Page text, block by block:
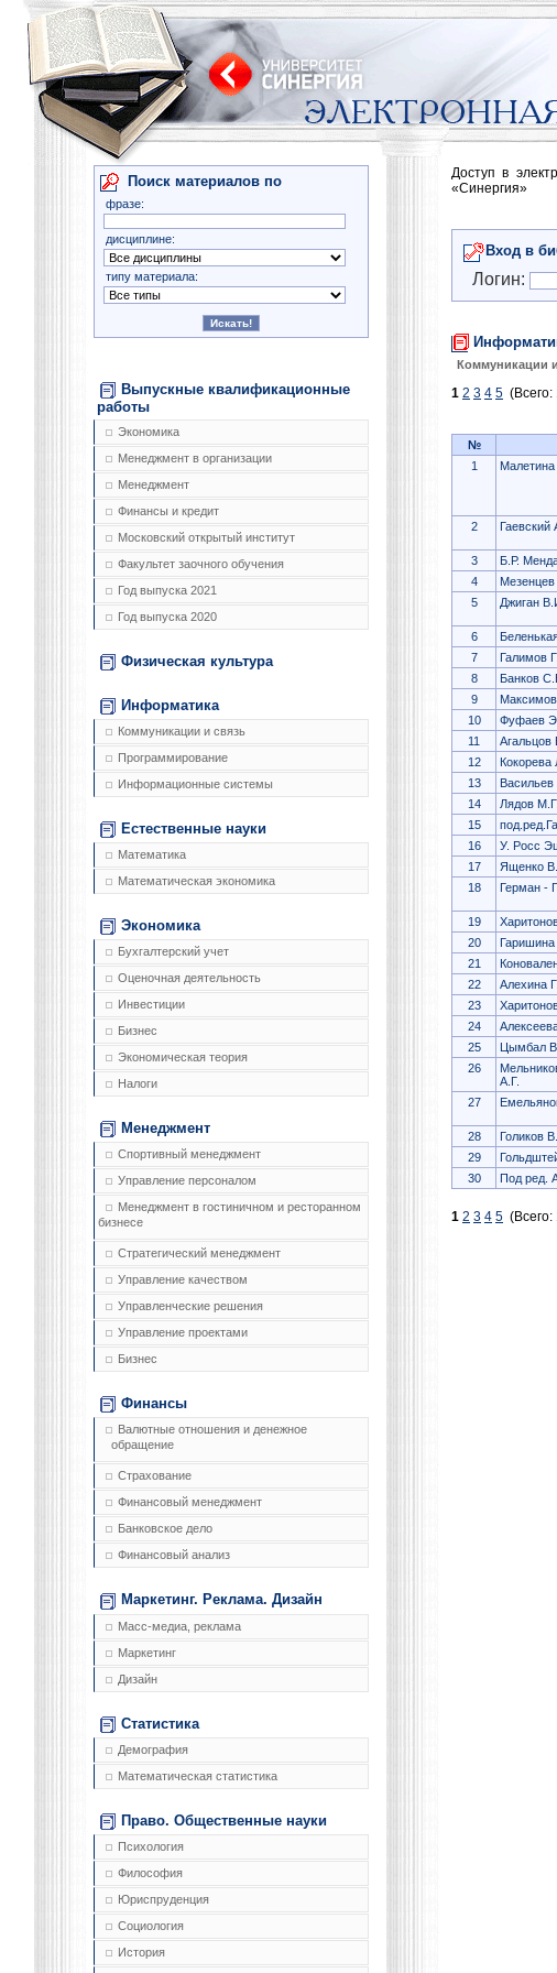
Поиск материалов по
фразе:
дисциплине:
типу материала:
Выпускные квалификационные
работы
Экономика
Менеджмент в организации
Менеджмент
Финансы и кредит
Московский открытый институт
Факультет заочного обучения
Год выпуска 2021
Год выпуска 2020
Физическая культура
Информатика
Коммуникации и связь
Программирование
Информационные системы
Естественные науки
Математика
Математическая экономика
Экономика
Бухгалтерский учет
Оценочная деятельность
Инвестиции
Бизнес
Экономическая теория
Налоги
Менеджмент
Спортивный менеджмент
Управление персоналом
Менеджмент в гостиничном и ресторанном
бизнесе
Стратегический менеджмент
Управление качеством
Управленческие решения
Управление проектами
Бизнес
Финансы
Валютные отношения и денежное
обращение
Страхование
Финансовый менеджмент
Банковское дело
Финансовый анализ
Маркетинг. Реклама. Дизайн
Масс-медиа, реклама
Маркетинг
Дизайн
Статистика
Демография
Математическая статистика
Право. Общественные науки
Психология
Философия
Юриспруденция
Социология
История
Доступ в
«Синергия»
Вход в
Логин:
Коммуникации
1 2 3 4 5 (Всего:
№
1
2
Гаевский
3
Б.Р.
4
Мезенцев
5
Джиган
6
7
Галимов
8
Банков
9
10
Фуфаев
11
Агальцов
12
Кокорева
13
Васильев
14
Лядов
15
16
У. Росс
17
Ященко
18
Герман -
19
20
21
22
Алехина
23
24
25
Цымбал
26
А.Г.
27
28
Голиков
29
30
Под ред.
1 2 3 4 5 (Всего: